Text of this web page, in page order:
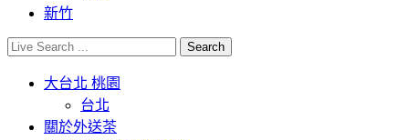
新竹
大台北 桃園
台北
關於外送茶